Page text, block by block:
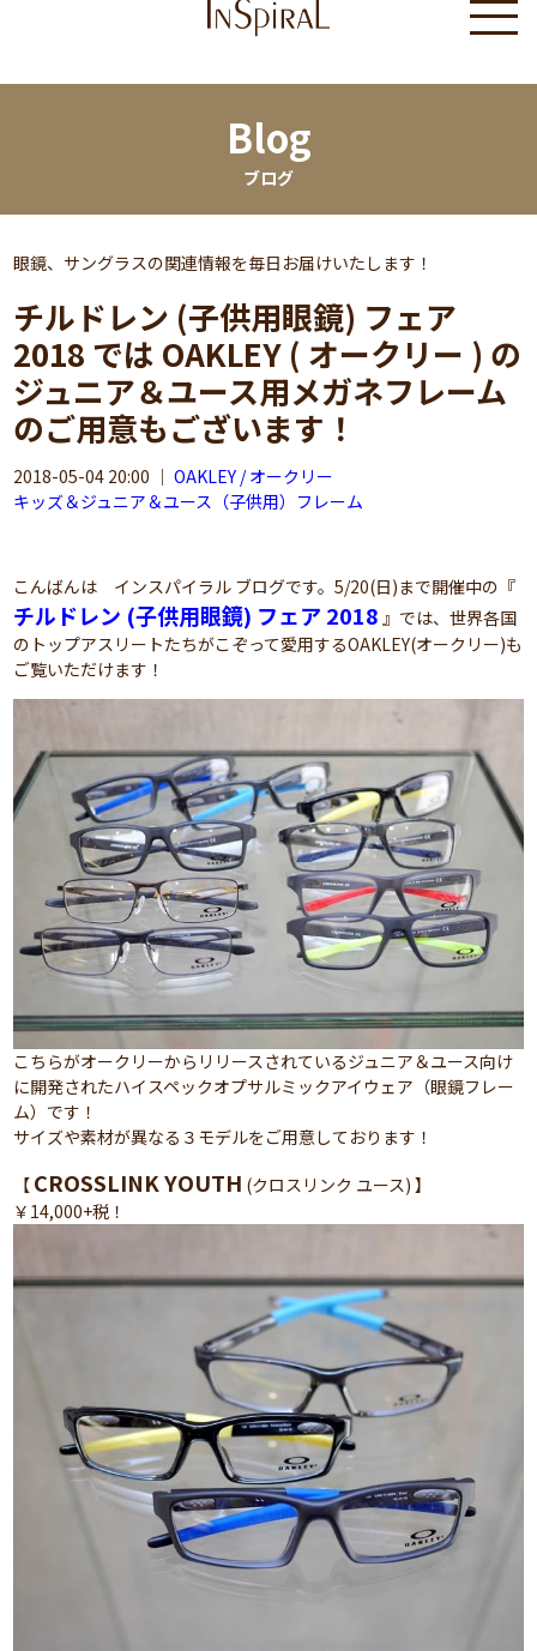
Blog
ブログ
眼鏡、サングラスの関連情報を毎日お届けいたします！
チルドレン (子供用眼鏡) フェア
2018 では OAKLEY ( オークリー ) の
ジュニア＆ユース用メガネフレーム
のご用意もございます！
2018-05-04 20:00 ｜OAKLEY / オークリー
キッズ＆ジュニア＆ユース（子供用）フレーム
こんばんは インスパイラル ブログです。5/20(日)まで開催中の『
チルドレン (子供用眼鏡) フェア 2018 』では、世界各国
のトップアスリートたちがこぞって愛用するOAKLEY(オークリー)も
ご覧いただけます！
こちらがオークリーからリリースされているジュニア＆ユース向け
に開発されたハイスペックオプサルミックアイウェア（眼鏡フレー
ム）です！
サイズや素材が異なる３モデルをご用意しております！
【 CROSSLINK YOUTH (クロスリンク ユース) 】
￥14,000+税！